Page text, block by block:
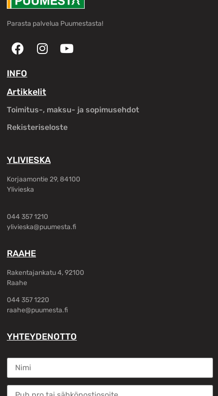
Parasta palvelua Puumestasta!
INFO
Artikkelit
Toimitus-, maksu- ja sopimusehdot
Rekisteriseloste
YLIVIESKA
Korjaamontie 29, 84100
Ylivieska
044 357 1210
ylivieska@puumesta.fi
RAAHE
Rakentajankatu 4, 92100
Raahe
044 357 1220
raahe@puumesta.fi
YHTEYDENOTTO